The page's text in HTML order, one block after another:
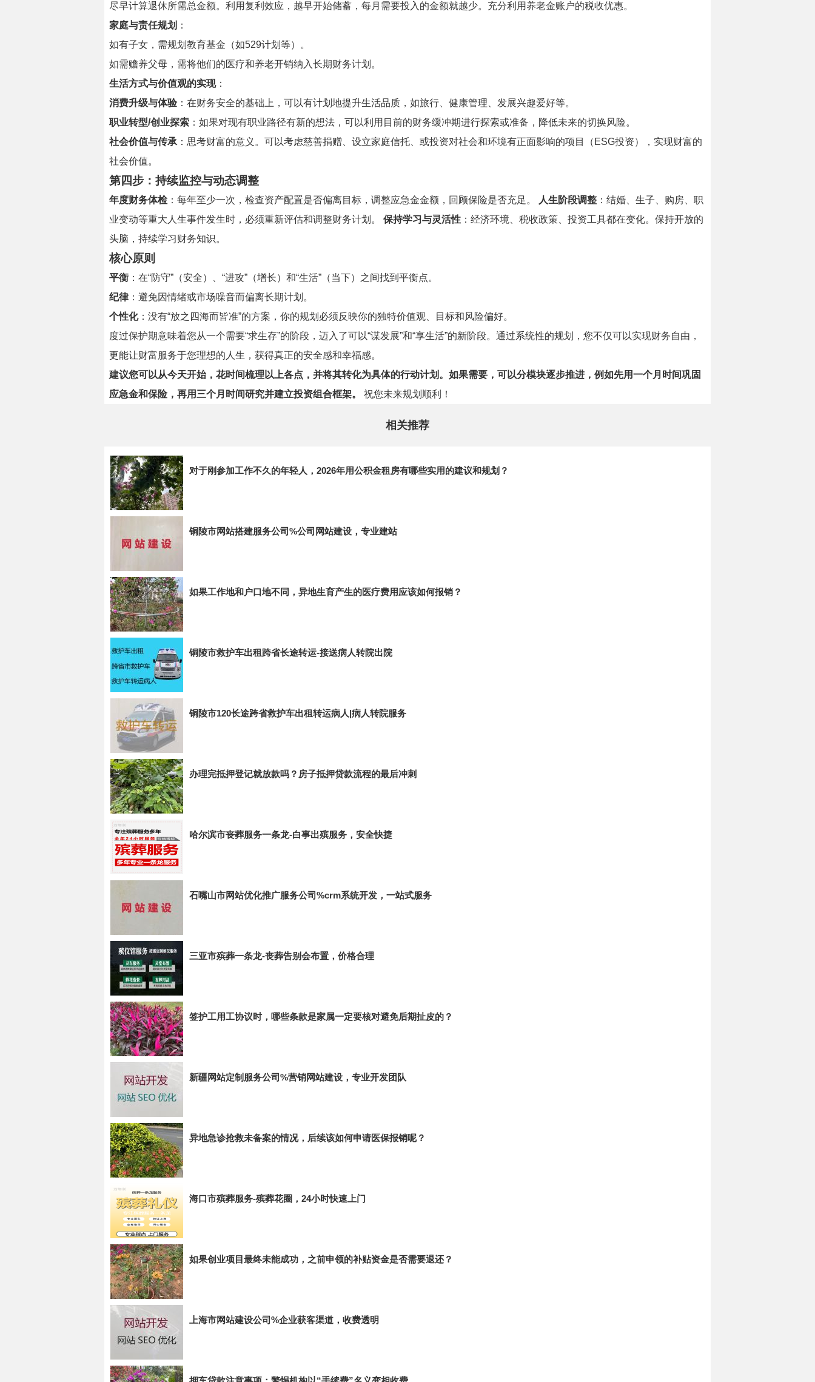
尽早计算退休所需总金额。利用复利效应，越早开始储蓄，每月需要投入的金额就越少。充分利用养老金账户的税收优惠。
家庭与责任规划 ：
如有子女，需规划教育基金（如529计划等）。
如需赡养父母，需将他们的医疗和养老开销纳入长期财务计划。
生活方式与价值观的实现：
消费升级与体验 ：在财务安全的基础上，可以有计划地提升生活品质，如旅行、健康管理、发展兴趣爱好等。
职业转型/创业探索 ：如果对现有职业路径有新的想法，可以利用目前的财务缓冲期进行探索或准备，降低未来的切换风险。
社会价值与传承 ：思考财富的意义。可以考虑慈善捐赠、设立家庭信托、或投资对社会和环境有正面影响的项目（ESG投资），实现财富的
社会价值。
第四步：持续监控与动态调整
年度财务体检：每年至少一次，检查资产配置是否偏离目标，调整应急金金额，回顾保险是否充足。 人生阶段调整 ：结婚、生子、购房、职
业变动等重大人生事件发生时，必须重新评估和调整财务计划。 保持学习与灵活性 ：经济环境、税收政策、投资工具都在变化。保持开放的
头脑，持续学习财务知识。
核心原则
平衡 ：在“防守”（安全）、“进攻”（增长）和“生活”（当下）之间找到平衡点。
纪律：避免因情绪或市场噪音而偏离长期计划。
个性化：没有“放之四海而皆准”的方案，你的规划必须反映你的独特价值观、目标和风险偏好。
度过保护期意味着您从一个需要“求生存”的阶段，迈入了可以“谋发展”和“享生活”的新阶段。通过系统性的规划，您不仅可以实现财务自由，
更能让财富服务于您理想的人生，获得真正的安全感和幸福感。
建议您可以从今天开始，花时间梳理以上各点，并将其转化为具体的行动计划。如果需要，可以分模块逐步推进，例如先用一个月时间巩固
应急金和保险，再用三个月时间研究并建立投资组合框架。
祝您未来规划顺利！
相关推荐
对于刚参加工作不久的年轻人，2026年用公积金租房有哪些实用的建议和规划？
铜陵市网站搭建服务公司%公司网站建设，专业建站
如果工作地和户口地不同，异地生育产生的医疗费用应该如何报销？
铜陵市救护车出租跨省长途转运-接送病人转院出院
铜陵市120长途跨省救护车出租转运病人|病人转院服务
办理完抵押登记就放款吗？房子抵押贷款流程的最后冲刺
哈尔滨市丧葬服务一条龙-白事出殡服务，安全快捷
石嘴山市网站优化推广服务公司%crm系统开发，一站式服务
三亚市殡葬一条龙-丧葬告别会布置，价格合理
签护工用工协议时，哪些条款是家属一定要核对避免后期扯皮的？
新疆网站定制服务公司%营销网站建设，专业开发团队
异地急诊抢救未备案的情况，后续该如何申请医保报销呢？
海口市殡葬服务-殡葬花圈，24小时快速上门
如果创业项目最终未能成功，之前申领的补贴资金是否需要退还？
上海市网站建设公司%企业获客渠道，收费透明